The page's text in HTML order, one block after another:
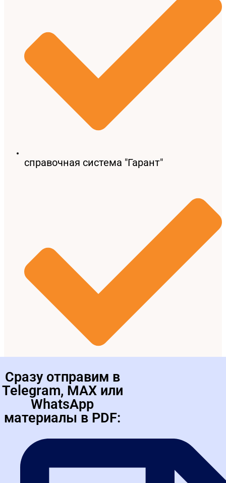
справочная система "Гарант"
методическое пособие и календарь
изменений 44-ФЗ и 223-ФЗ